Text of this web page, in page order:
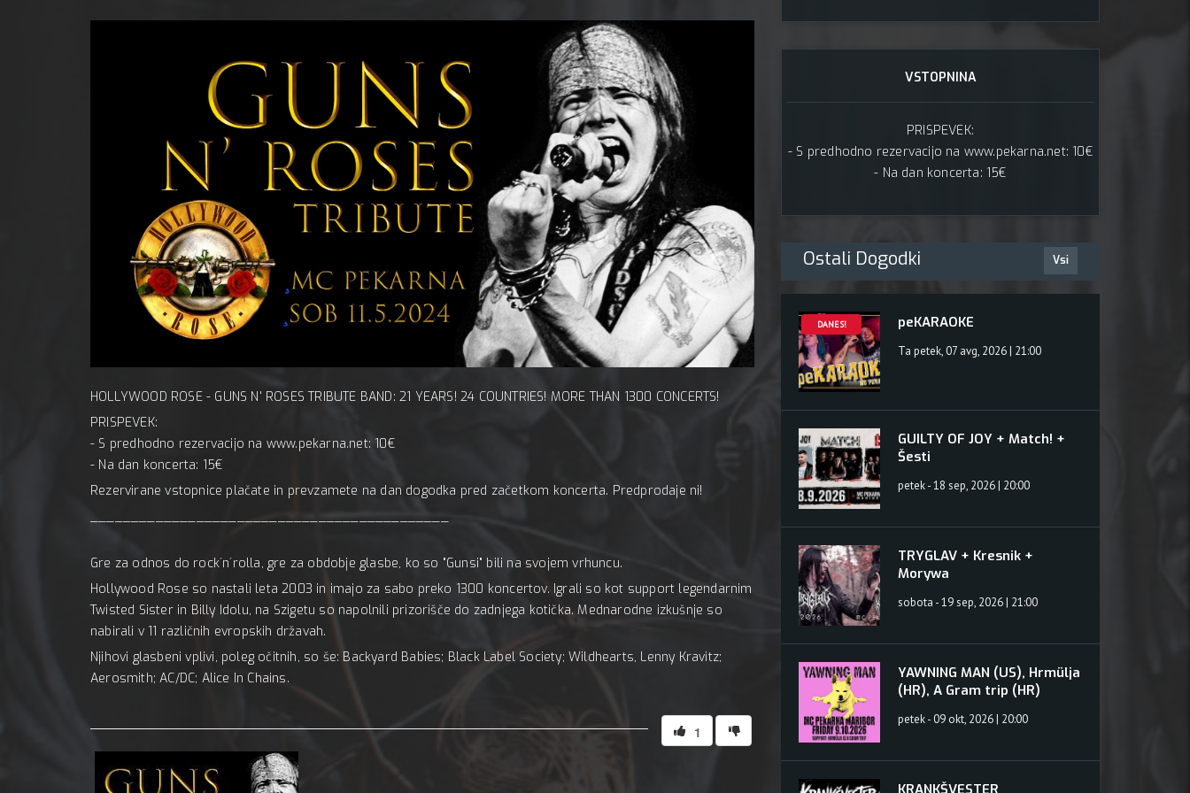
11 maj, 2024
HOLLYWOOD ROSE - GUNS N' ROSES TRIBUTE BAND: 21 YEARS! 24 COUNTRIES! MORE THAN 1300 CONCERTS!
PRISPEVEK:
- S predhodno rezervacijo na www.pekarna.net: 10€
- Na dan koncerta: 15€
Rezervirane vstopnice plačate in prevzamete na dan dogodka pred začetkom koncerta. Predprodaje ni!
Gre za odnos do rock´n´rolla, gre za obdobje glasbe, ko so "Gunsi" bili na svojem vrhuncu.
Hollywood Rose so nastali leta 2003 in imajo za sabo preko 1300 koncertov. Igrali so kot support legendarnim
Twisted Sister in Billy Idolu, na Szigetu so napolnili prizorišče do zadnjega kotička. Mednarodne izkušnje so
nabirali v 11 različnih evropskih državah.
Njihovi glasbeni vplivi, poleg očitnih, so še: Backyard Babies; Black Label Society; Wildhearts, Lenny Kravitz;
Aerosmith; AC/DC; Alice In Chains.
1
VSTOPNINA
PRISPEVEK:
- S predhodno rezervacijo na www.pekarna.net: 10€
- Na dan koncerta: 15€
Ostali Dogodki Vsi
DANES! peKARAOKE
Ta petek, 07 avg, 2026 | 21:00
GUILTY OF JOY + Match! +
Šesti
petek - 18 sep, 2026 | 20:00
TRYGLAV + Kresnik +
Morywa
sobota - 19 sep, 2026 | 21:00
YAWNING MAN (US), Hrmülja
(HR), A Gram trip (HR)
petek - 09 okt, 2026 | 20:00
KRANKŠVESTER